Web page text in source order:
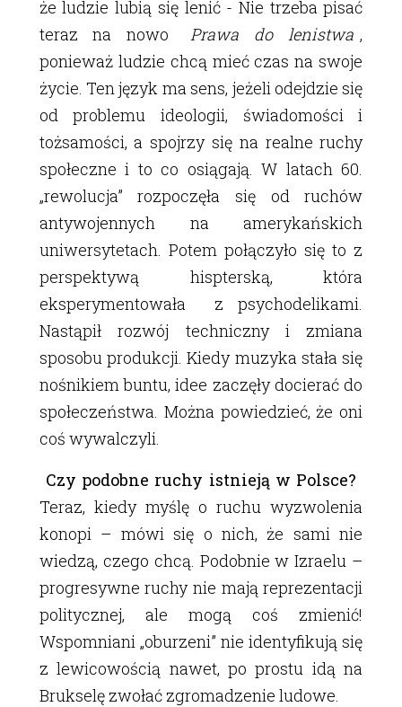
że ludzie lubią się lenić - Nie trzeba pisać
teraz na nowo
Prawa do lenistwa ,
ponieważ ludzie chcą mieć czas na swoje
życie. Ten język ma sens, jeżeli odejdzie się
od problemu ideologii, świadomości i
tożsamości, a spojrzy się na realne ruchy
społeczne i to co osiągają. W latach 60.
„rewolucja” rozpoczęła się od ruchów
antywojennych na amerykańskich
uniwersytetach. Potem połączyło się to z
perspektywą hispterską, która
eksperymentowała z psychodelikami.
Nastąpił rozwój techniczny i zmiana
sposobu produkcji. Kiedy muzyka stała się
nośnikiem buntu, idee zaczęły docierać do
społeczeństwa. Można powiedzieć, że oni
coś wywalczyli.
Czy podobne ruchy istnieją w Polsce?
Teraz, kiedy myślę o ruchu wyzwolenia
konopi – mówi się o nich, że sami nie
wiedzą, czego chcą. Podobnie w Izraelu –
progresywne ruchy nie mają reprezentacji
politycznej, ale mogą coś zmienić!
Wspomniani „oburzeni” nie identyfikują się
z lewicowością nawet, po prostu idą na
Brukselę zwołać zgromadzenie ludowe.